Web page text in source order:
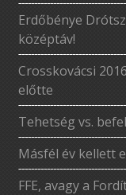
Erdőbénye
középtáv!
Crosskovácsi
előtte
Tehetség vs.
Másfél év kellett
FFE, avagy a